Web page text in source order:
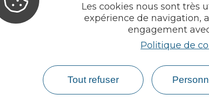
Les cookies nous sont très
expérience de navigation,
engagement
Politique de
Tout refuser
MAIRIE DEREBOURGUIL